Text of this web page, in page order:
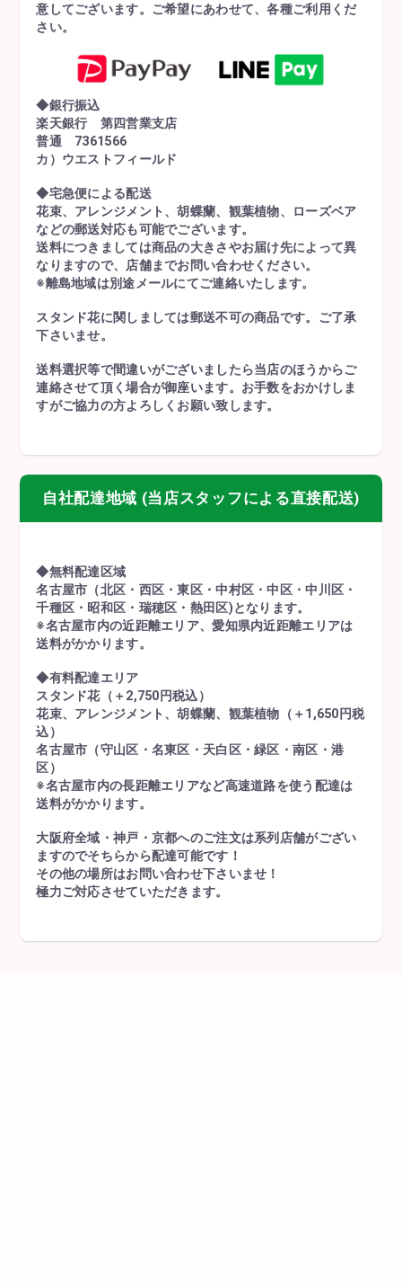
意してございます。ご希望にあわせて、各種ご利用くだ
さい。
◆銀行振込
楽天銀行 第四営業支店
普通 7361566
カ）ウエストフィールド
◆宅急便による配送
花束、アレンジメント、胡蝶蘭、観葉植物、ローズベア
などの郵送対応も可能でございます。
送料につきましては商品の大きさやお届け先によって異
なりますので、店舗までお問い合わせください。
※離島地域は別途メールにてご連絡いたします。
スタンド花に関しましては郵送不可の商品です。ご了承
下さいませ。
送料選択等で間違いがございましたら当店のほうからご
連絡させて頂く場合が御座います。お手数をおかけしま
すがご協力の方よろしくお願い致します。
自社配達地域 (当店スタッフによる直接配送)
◆無料配達区域
名古屋市（北区・西区・東区・中村区・中区・中川区・
千種区・昭和区・瑞穂区・熱田区)となります。
※名古屋市内の近距離エリア、愛知県内近距離エリアは
送料がかかります。
◆有料配達エリア
スタンド花（＋2,750円税込）
花束、アレンジメント、胡蝶蘭、観葉植物（＋1,650円税
込）
名古屋市（守山区・名東区・天白区・緑区・南区・港
区）
※名古屋市内の長距離エリアなど高速道路を使う配達は
送料がかかります。
大阪府全域・神戸・京都へのご注文は系列店舗がござい
ますのでそちらから配達可能です！
その他の場所はお問い合わせ下さいませ！
極力ご対応させていただきます。